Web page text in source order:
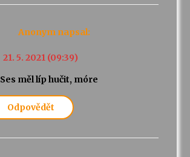
Anonym napsal:
21. 5. 2021 (09:39)
Ses měl líp hučit, móre
Odpovědět